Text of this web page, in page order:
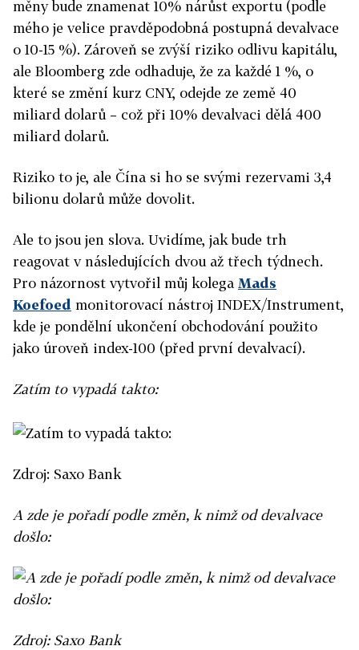
měny bude znamenat 10% nárůst exportu (podle
mého je velice pravděpodobná postupná devalvace
o 10-15 %). Zároveň se zvýší riziko odlivu kapitálu,
ale Bloomberg zde odhaduje, že za každé 1 %, o
které se změní kurz CNY, odejde ze země 40
miliard dolarů – což při 10% devalvaci dělá 400
miliard dolarů.
Riziko to je, ale Čína si ho se svými rezervami 3,4
bilionu dolarů může dovolit.
Ale to jsou jen slova. Uvidíme, jak bude trh
reagovat v následujících dvou až třech týdnech.
Pro názornost vytvořil můj kolega Mads
Koefoed monitorovací nástroj INDEX/Instrument,
kde je pondělní ukončení obchodování použito
jako úroveň index-100 (před první devalvací).
Zatím to vypadá takto:
Zdroj: Saxo Bank
A zde je pořadí podle změn, k nimž od devalvace
došlo:
Zdroj: Saxo Bank